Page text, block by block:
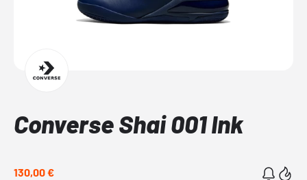
Converse Shai 001 Ink
130,00 €